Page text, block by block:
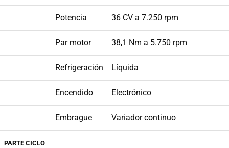
Potencia 36 CV a 7.250 rpm
Par motor 38,1 Nm a 5.750 rpm
Refrigeración Líquida
Encendido Electrónico
Embrague Variador continuo
PARTE CICLO